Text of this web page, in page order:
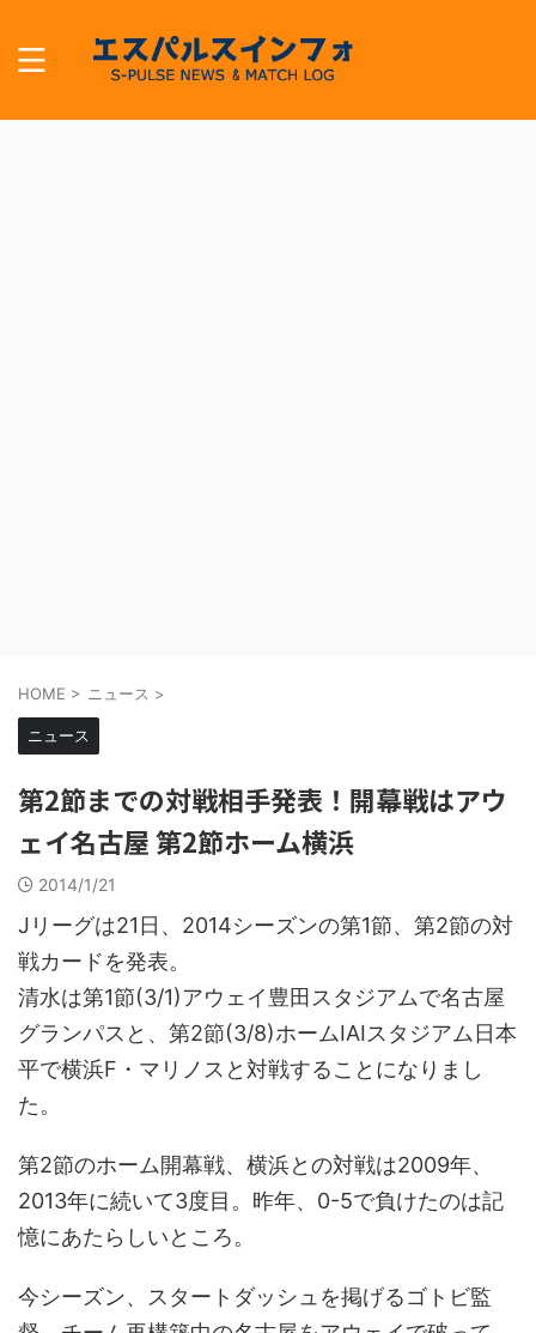
HOME > ニュース >
ニュース
第2節までの対戦相手発表！開幕戦はアウ
ェイ名古屋 第2節ホーム横浜
2014/1/21
Jリーグは21日、2014シーズンの第1節、第2節の対
戦カードを発表。
清水は第1節(3/1)アウェイ豊田スタジアムで名古屋
グランパスと、第2節(3/8)ホームIAIスタジアム日本
平で横浜F・マリノスと対戦することになりまし
た。
第2節のホーム開幕戦、横浜との対戦は2009年、
2013年に続いて3度目。昨年、0-5で負けたのは記
憶にあたらしいところ。
今シーズン、スタートダッシュを掲げるゴトビ監